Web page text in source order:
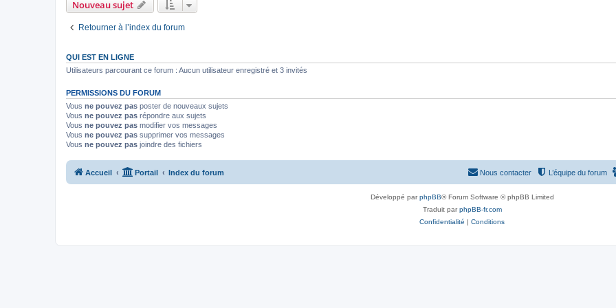
s
s
Nouveau sujet
Retourner à l’index du forum
QUI EST EN LIGNE
Utilisateurs parcourant ce forum : Aucun utilisateur enregistré et 3 invités
PERMISSIONS DU FORUM
Vous ne pouvez pas poster de nouveaux sujets
Vous ne pouvez pas répondre aux sujets
Vous ne pouvez pas modifier vos messages
Vous ne pouvez pas supprimer vos messages
Vous ne pouvez pas joindre des fichiers
Accueil Portail Index du forum L’équipe du forum
Nous contacter
Développé parphpBB® Forum Software © phpBB Limited
Traduit parphpBB-fr.com
Confidentialité | Conditions